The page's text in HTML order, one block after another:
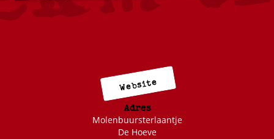
Website
Adres
Molenbuursterlaantje
De Hoeve